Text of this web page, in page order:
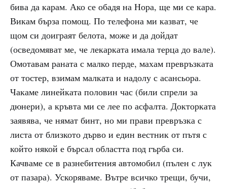
бива да карам. Ако се обадя на Нора, ще ми се кара.
Викам бърза помощ. По телефона ми казват, че
щом си доиграят белота, може и да дойдат
(осведомяват ме, че лекарката имала терца до вале).
Омотавам раната с малко перде, махам превръзката
от тостер, взимам малката и надолу с асансьора.
Чакаме линейката половин час (били спрели за
дюнери), а кръвта ми се лее по асфалта. Докторката
заявява, че нямат бинт, но ми прави превръзка с
листа от близкото дърво и един вестник от пътя с
който някой е бърсал областта под гърба си.
Качваме се в разнебитения автомобил (пълен с лук
от пазара). Ускоряваме. Вътре всичко трещи, бучи,